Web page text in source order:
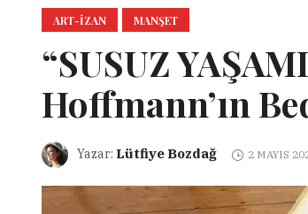
ART-IZAN MANŞET
“SUSUZ
Hoffmann’ın
Yazar: Lütfiye Bozdağ 2 MAYIS